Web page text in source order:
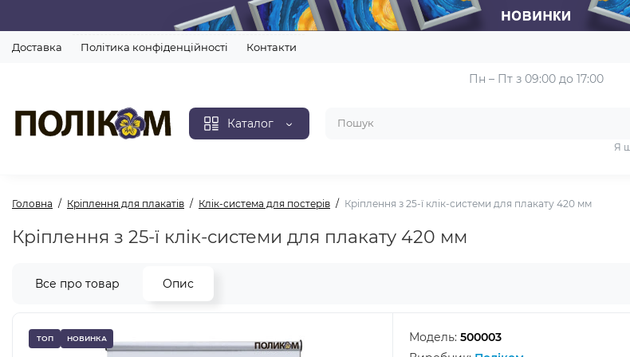
Доставка Політика конфіденційності Контакти
Каталог
Пн – Пт з 09:00 до 17:00
Я
Головна Кріплення для плакатів Клік-система для постерів Кріплення з 25-ї клік-системи для плакату 420 мм
Кріплення з 25-ї клік-системи для плакату 420 мм
Все про товар Опис
ТОП НОВИНКА Модель: 500003